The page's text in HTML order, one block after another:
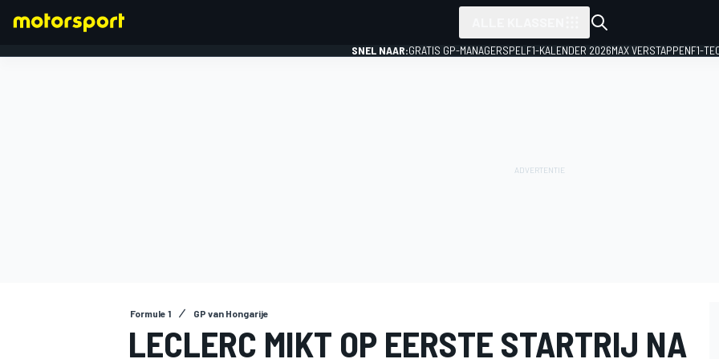
SNEL NAAR:GRATIS GP-MANAGERSPEL F1-KALENDER 2026MAX VERSTAPPENF1-
Formule 1 GP van Hongarije
LECLERC MIKT OP EERSTE STARTRIJ NA